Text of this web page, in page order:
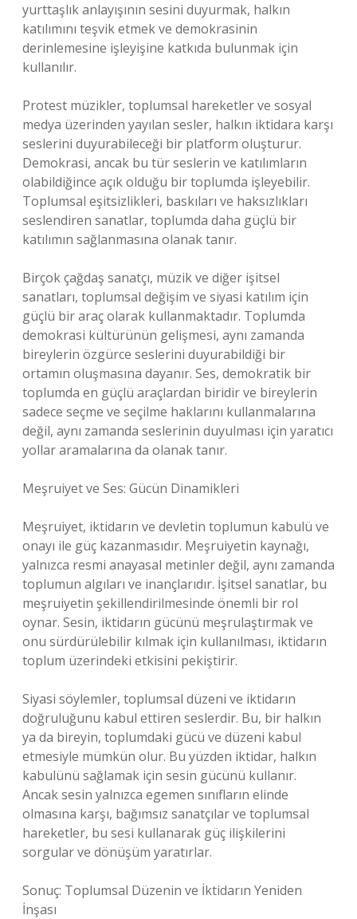
yurttaşlık anlayışının sesini duyurmak, halkın
katılımını teşvik etmek ve demokrasinin
derinlemesine işleyişine katkıda bulunmak için
kullanılır.
Protest müzikler, toplumsal hareketler ve sosyal
medya üzerinden yayılan sesler, halkın iktidara karşı
seslerini duyurabileceği bir platform oluşturur.
Demokrasi, ancak bu tür seslerin ve katılımların
olabildiğince açık olduğu bir toplumda işleyebilir.
Toplumsal eşitsizlikleri, baskıları ve haksızlıkları
seslendiren sanatlar, toplumda daha güçlü bir
katılımın sağlanmasına olanak tanır.
Birçok çağdaş sanatçı, müzik ve diğer işitsel
sanatları, toplumsal değişim ve siyasi katılım için
güçlü bir araç olarak kullanmaktadır. Toplumda
demokrasi kültürünün gelişmesi, aynı zamanda
bireylerin özgürce seslerini duyurabildiği bir
ortamın oluşmasına dayanır. Ses, demokratik bir
toplumda en güçlü araçlardan biridir ve bireylerin
sadece seçme ve seçilme haklarını kullanmalarına
değil, aynı zamanda seslerinin duyulması için yaratıcı
yollar aramalarına da olanak tanır.
Meşruiyet ve Ses: Gücün Dinamikleri
Meşruiyet, iktidarın ve devletin toplumun kabulü ve
onayı ile güç kazanmasıdır. Meşruiyetin kaynağı,
yalnızca resmi anayasal metinler değil, aynı zamanda
toplumun algıları ve inançlarıdır. İşitsel sanatlar, bu
meşruiyetin şekillendirilmesinde önemli bir rol
oynar. Sesin, iktidarın gücünü meşrulaştırmak ve
onu sürdürülebilir kılmak için kullanılması, iktidarın
toplum üzerindeki etkisini pekiştirir.
Siyasi söylemler, toplumsal düzeni ve iktidarın
doğruluğunu kabul ettiren seslerdir. Bu, bir halkın
ya da bireyin, toplumdaki gücü ve düzeni kabul
etmesiyle mümkün olur. Bu yüzden iktidar, halkın
kabulünü sağlamak için sesin gücünü kullanır.
Ancak sesin yalnızca egemen sınıfların elinde
olmasına karşı, bağımsız sanatçılar ve toplumsal
hareketler, bu sesi kullanarak güç ilişkilerini
sorgular ve dönüşüm yaratırlar.
Sonuç: Toplumsal Düzenin ve İktidarın Yeniden
İnşası